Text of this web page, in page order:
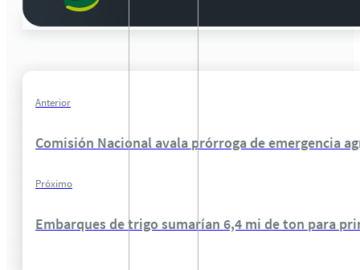
Anterior
Comisión Nacional avala prórroga de emergencia
Próximo
Embarques de trigo sumarían 6,4 mi de ton para